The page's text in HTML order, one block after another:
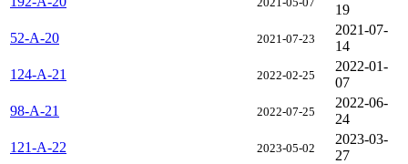
19
52-A-20
2021-07-23
2021-07-
14
124-A-21
2022-02-25
2022-01-
07
98-A-21
2022-07-25
2022-06-
24
121-A-22
2023-05-02
2023-03-
27